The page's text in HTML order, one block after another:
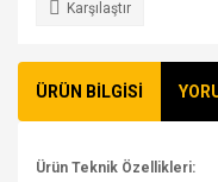
Karşılaştır
ÜRÜN BİLGİSİ
Ürün Teknik Özellikleri: